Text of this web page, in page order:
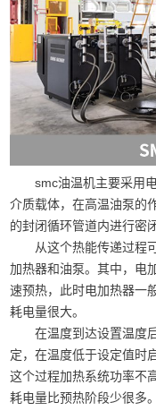
smc油温机主要采用
介质载体，在高温油泵的
的封闭循环管道内进行密
从这个热能传递过程
加热器和油泵。其中，电
速预热，此时电加热器一
耗电量很大。
在温度到达设置温度
定，在温度低于设定值时
这个过程加热系统功率不
耗电量比预热阶段少很多。